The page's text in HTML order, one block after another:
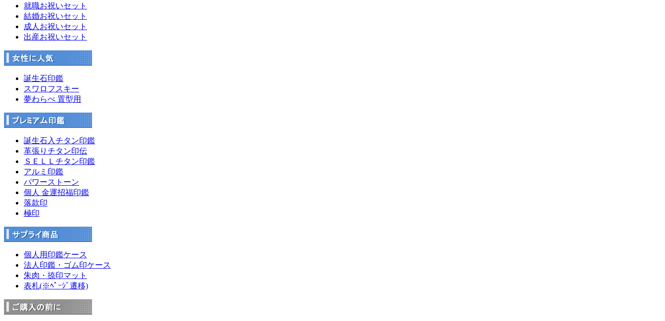
就職お祝いセット
結婚お祝いセット
成人お祝いセット
出産お祝いセット
誕生石印鑑
スワロフスキー
夢わらべ 置型用
誕生石入チタン印鑑
革張りチタン印伝
ＳＥＬＬチタン印鑑
アルミ印鑑
パワーストーン
個人 金運招福印鑑
落款印
極印
個人用印鑑ケース
法人印鑑・ゴム印ケース
朱肉・捺印マット
表札(※ﾍﾟｰｼﾞ遷移)